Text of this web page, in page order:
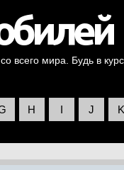
всего мира. Будь в
H I J K